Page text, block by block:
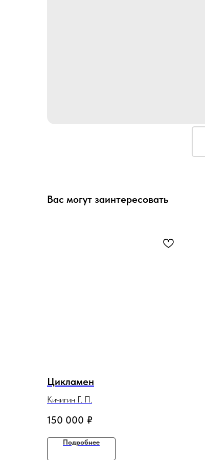
Вас могут заинтересовать
Цикламен
Кичигин Г. П.
150 000 ₽
Подробнее